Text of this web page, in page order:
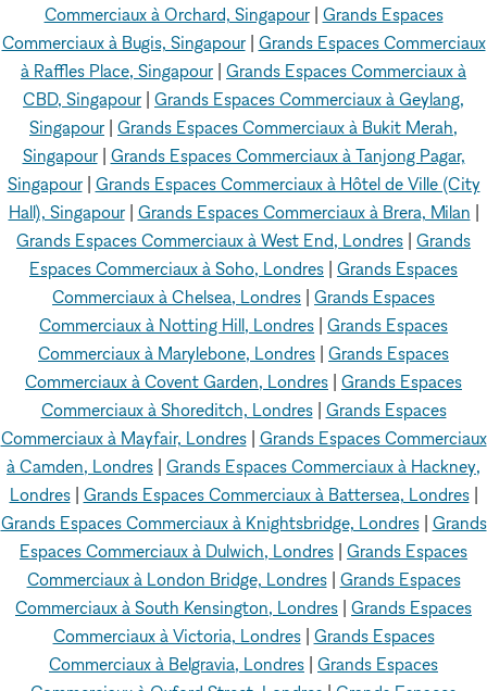
Commerciaux à Orchard, Singapour| Grands Espaces
Commerciaux à Bugis, Singapour| Grands Espaces Commerciaux
à Raffles Place, Singapour | Grands Espaces Commerciaux à
CBD, Singapour | Grands Espaces Commerciaux à Geylang,
Singapour | Grands Espaces Commerciaux à Bukit Merah,
Singapour| Grands Espaces Commerciaux à Tanjong Pagar,
Singapour| Grands Espaces Commerciaux à Hôtel de Ville (City
Hall), Singapour| Grands Espaces Commerciaux à Brera, Milan |
Grands Espaces Commerciaux à West End, Londres | Grands
Espaces Commerciaux à Soho, Londres | Grands Espaces
Commerciaux à Chelsea, Londres | Grands Espaces
Commerciaux à Notting Hill, Londres | Grands Espaces
Commerciaux à Marylebone, Londres | Grands Espaces
Commerciaux à Covent Garden, Londres | Grands Espaces
Commerciaux à Shoreditch, Londres| Grands Espaces
Commerciaux à Mayfair, Londres| Grands Espaces Commerciaux
à Camden, Londres | Grands Espaces Commerciaux à Hackney,
Londres| Grands Espaces Commerciaux à Battersea, Londres|
Grands Espaces Commerciaux à Knightsbridge, Londres| Grands
Espaces Commerciaux à Dulwich, Londres | Grands Espaces
Commerciaux à London Bridge, Londres| Grands Espaces
Commerciaux à South Kensington, Londres | Grands Espaces
Commerciaux à Victoria, Londres| Grands Espaces
Commerciaux à Belgravia, Londres | Grands Espaces